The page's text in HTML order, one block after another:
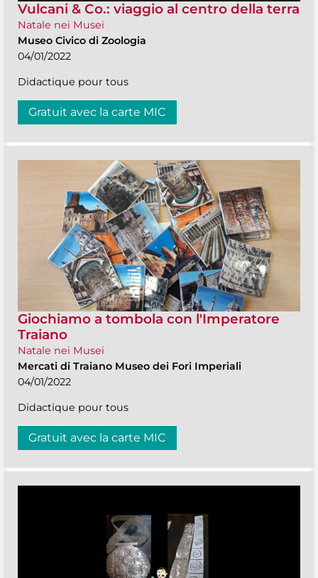
Vulcani & Co.: viaggio al centro della terra
Natale nei Musei
Museo Civico di Zoologia
04/01/2022
Didactique pour tous
Gratuit avec la carte MIC
Giochiamo a tombola con l'Imperatore
Traiano
Natale nei Musei
Mercati di Traiano Museo dei Fori Imperiali
04/01/2022
Didactique pour tous
Gratuit avec la carte MIC